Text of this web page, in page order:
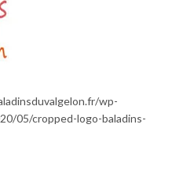
wp-
05/cropped-logo-baladins-